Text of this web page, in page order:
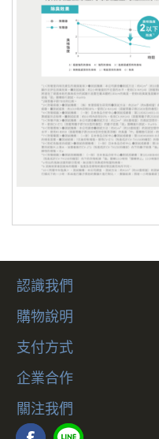
認識我們
關於我們
常見問題
會員條款
客戶隱私
聯絡我們
購物說明
折價券說明
COCO幣說明
發票
會員卡別與權益說明
退款說明
防詐騙提醒
訂閱制服務及解約政策
支付方式
多元支付方式說明
企業合作
合作說明
關注我們